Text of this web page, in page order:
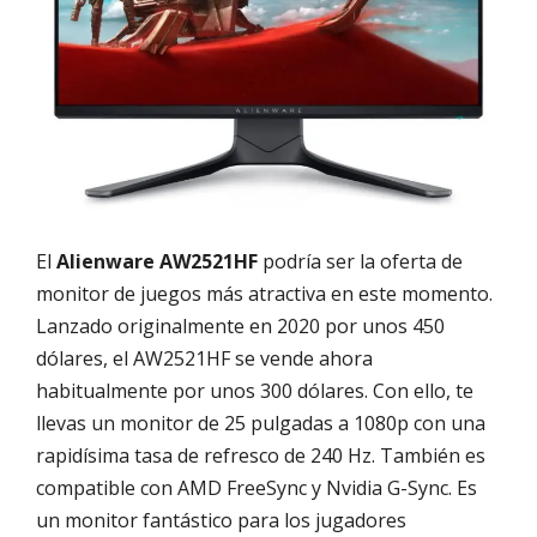
El Alienware AW2521HF podría ser la oferta de
monitor de juegos más atractiva en este momento.
Lanzado originalmente en 2020 por unos 450
dólares, el AW2521HF se vende ahora
habitualmente por unos 300 dólares. Con ello, te
llevas un monitor de 25 pulgadas a 1080p con una
rapidísima tasa de refresco de 240 Hz. También es
compatible con AMD FreeSync y Nvidia G-Sync. Es
un monitor fantástico para los jugadores